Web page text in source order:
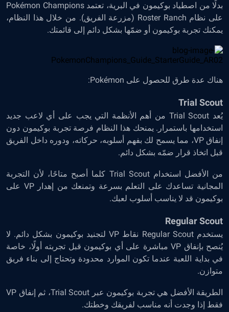
بدلًا من اصطياد بوكيمون في البرية، تعتمد Pokémon Champions
على نظام Roster Ranch (مزرعة الفريق). من خلال هذا النظام،
يمكنك تجربة بوكيمون أو ضمّها بشكل دائم إلى قائمتك.
هناك عدة طرق للحصول على Pokémon:
Trial Scout
يُعد Trial Scout من أهم الأنظمة التي يجب على أي لاعب جديد
استخدامها باستمرار. يمنحك هذا النظام فرصة تجربة بوكيمون دون
إنفاق VP، مما يسمح لك بفهم أسلوبه، حركاته، ودوره داخل الفريق
قبل اتخاذ قرار ضمّه بشكل دائم.
من الأفضل استخدام Trial Scout كلما أصبح متاحًا، لأن التجربة
المجانية تساعدك على التعلم بسرعة وتمنعك من إهدار VP على
بوكيمون قد لا يناسب أسلوب لعبك.
Regular Scout
يستخدم Regular Scout نقاط VP لتجنيد بوكيمون بشكل دائم. لا
يُنصح بإنفاق VP مباشرة على أي بوكيمون قبل تجربته أولًا، خاصة
في بداية اللعبة عندما تكون الموارد محدودة وتحتاج إلى بناء فريق
متوازن.
الطريقة الأفضل هي تجربة بوكيمون عبر Trial Scout، ثم إنفاق VP
فقط إذا وجدت أنه مناسب لفريقك وخطتك.